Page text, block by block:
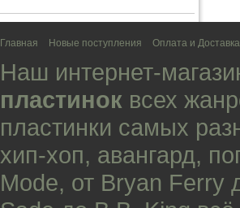
Главная Новые поступления Оплата и Доставка
Наш интернет-
пластинок всех
пластинки самых
хип-хоп, авангард,
Mode, от Bryan Ferry